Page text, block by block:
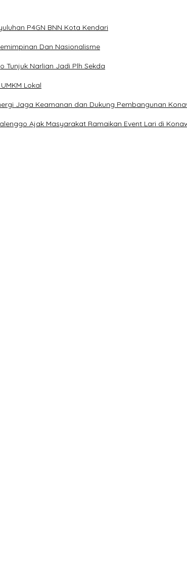
P4GN BNN Kota Kendari
Dan Nasionalisme
Tunjuk Narlian Jadi Plh Sekda
Lokal
Jaga Keamanan dan Dukung Pembangunan
Ajak Masyarakat Ramaikan Event Lari di